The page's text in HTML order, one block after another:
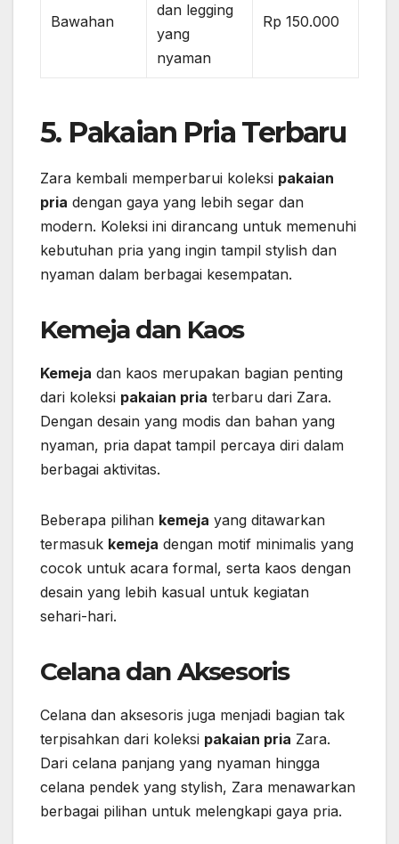
Bawahan
dan legging
yang
nyaman
Rp 150.000
5. Pakaian Pria Terbaru
Zara kembali memperbarui koleksi pakaian
pria dengan gaya yang lebih segar dan
modern. Koleksi ini dirancang untuk memenuhi
kebutuhan pria yang ingin tampil stylish dan
nyaman dalam berbagai kesempatan.
Kemeja dan Kaos
Kemeja dan kaos merupakan bagian penting
dari koleksi pakaian pria terbaru dari Zara.
Dengan desain yang modis dan bahan yang
nyaman, pria dapat tampil percaya diri dalam
berbagai aktivitas.
Beberapa pilihan kemeja yang ditawarkan
termasuk kemeja dengan motif minimalis yang
cocok untuk acara formal, serta kaos dengan
desain yang lebih kasual untuk kegiatan
sehari-hari.
Celana dan Aksesoris
Celana dan aksesoris juga menjadi bagian tak
terpisahkan dari koleksi pakaian pria Zara.
Dari celana panjang yang nyaman hingga
celana pendek yang stylish, Zara menawarkan
berbagai pilihan untuk melengkapi gaya pria.